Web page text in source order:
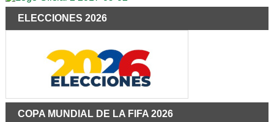
ELECCIONES 2026
COPA MUNDIAL DE LA FIFA 2026